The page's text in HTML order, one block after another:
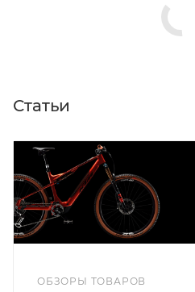
Статьи
ОБЗОРЫ ТОВАРОВ